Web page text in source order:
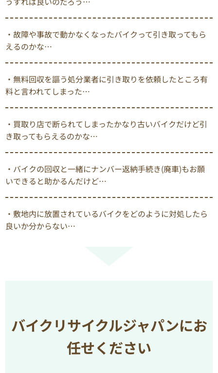
・故障や事故で動かなくなったバイクって引き取ってもら
えるのかな…
・無料回収を謳う処分業者に引き取りを依頼したところ有
料と言われてしまった…
・買取り店で断られてしまったかなり古いバイクだけど引
き取ってもらえるのかな…
・バイクの回収と一緒にナンバー返納手続き(廃車)もお願
いできると助かるんだけど…
・敷地内に放置されているバイクをどのように対処したら
良いか分からない…
バイクリサイクルジャパンにお
任せください